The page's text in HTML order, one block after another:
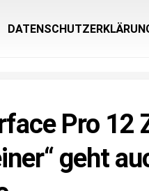
Pro 12
geht